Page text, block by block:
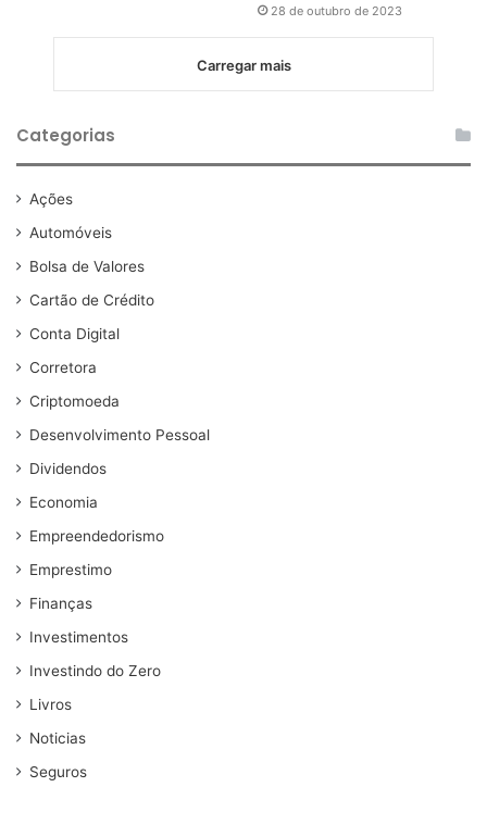
28 de outubro de 2023
Carregar mais
Categorias
Ações
Automóveis
Bolsa de Valores
Cartão de Crédito
Conta Digital
Corretora
Criptomoeda
Desenvolvimento Pessoal
Dividendos
Economia
Empreendedorismo
Emprestimo
Finanças
Investimentos
Investindo do Zero
Livros
Noticias
Seguros